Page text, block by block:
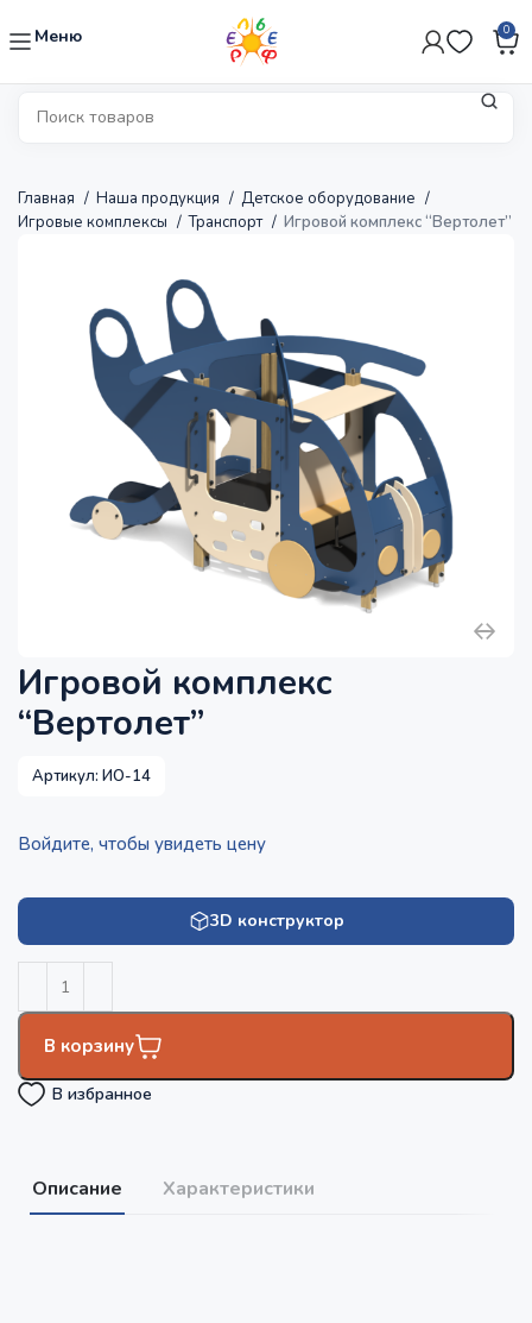
Меню 0
Главная Наша продукция
Детское оборудование
Игровые комплексы
Транспорт Игровой комплекс “Вертолет”
Игровой комплекс
“Вертолет”
Артикул:ИО-14
Войдите, чтобы увидеть цену
3D конструктор
В корзину
В избранное
Описание Характеристики